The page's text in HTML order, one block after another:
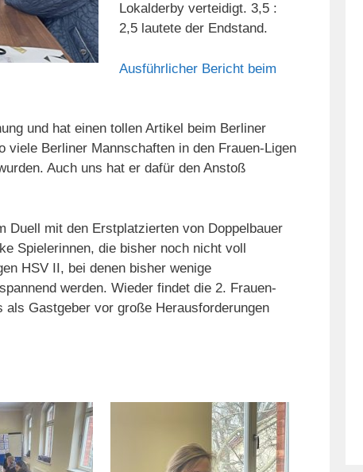
Lokalderby verteidigt. 3,5 :
2,5 lautete der Endstand.
Ausführlicher Bericht beim
und hat einen tollen Artikel beim Berliner
Berliner Mannschaften in den Frauen-Ligen
Auch uns hat er dafür den Anstoß
Duell mit den Erstplatzierten von Doppelbauer
Spielerinnen, die bisher noch nicht voll
HSV II, bei denen bisher wenige
werden. Wieder findet die 2. Frauen-
Gastgeber vor große Herausforderungen